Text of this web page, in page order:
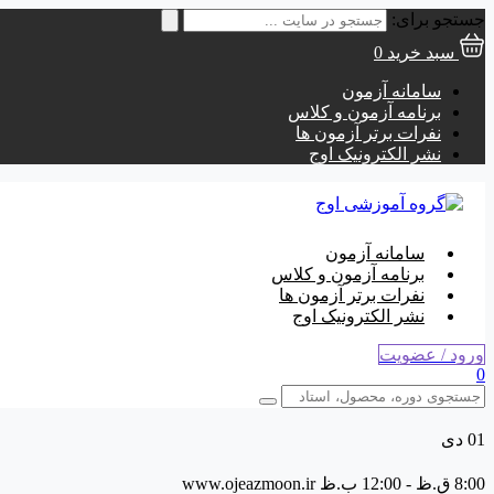
جستجو برای:
سبد خرید 0
سامانه آزمون
برنامه آزمون و کلاس
نفرات برتر آزمون ها
نشر الکترونیک اوج
سامانه آزمون
برنامه آزمون و کلاس
نفرات برتر آزمون ها
نشر الکترونیک اوج
ورود / عضویت
0
01 دی
8:00 ق.ظ - 12:00 ب.ظ
www.ojeazmoon.ir